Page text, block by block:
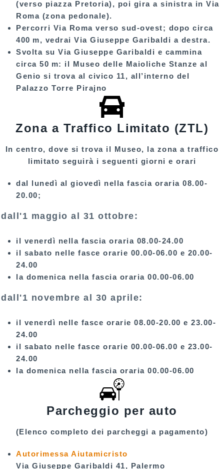
(verso piazza Pretoria), poi gira a sinistra in Via
Roma (zona pedonale).
Percorri Via Roma verso sud-ovest; dopo circa
400 m, vedrai Via Giuseppe Garibaldi a destra.
Svolta su Via Giuseppe Garibaldi e cammina
circa 50 m: il Museo delle Maioliche Stanze al
Genio si trova al civico 11, all’interno del
Palazzo Torre Pirajno
Zona a Traffico Limitato (ZTL)
In centro, dove si trova il Museo, la zona a traffico
limitato seguirà i seguenti giorni e orari
dal lunedì al giovedì nella fascia oraria 08.00-
20.00;
dall'1 maggio al 31 ottobre:
il venerdì nella fascia oraria 08.00-24.00
il sabato nelle fasce orarie 00.00-06.00 e 20.00-
24.00
la domenica nella fascia oraria 00.00-06.00
dall'1 novembre al 30 aprile:
il venerdì nelle fasce orarie 08.00-20.00 e 23.00-
24.00
il sabato nelle fasce orarie 00.00-06.00 e 23.00-
24.00
la domenica nella fascia oraria 00.00-06.00
Parcheggio per auto
(Elenco completo dei parcheggi a pagamento)
Autorimessa Aiutamicristo
Via Giuseppe Garibaldi 41, Palermo